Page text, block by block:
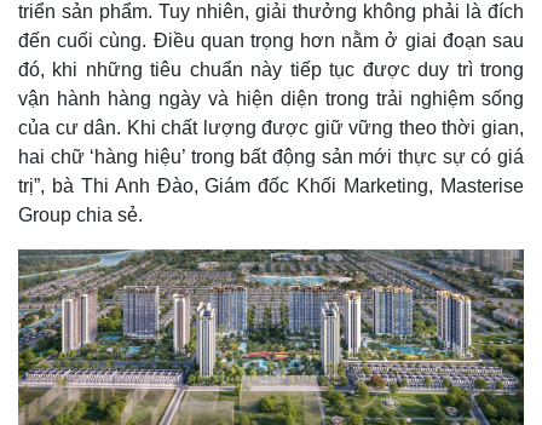
triển sản phẩm. Tuy nhiên, giải thưởng không phải là đích
đến cuối cùng. Điều quan trọng hơn nằm ở giai đoạn sau
đó, khi những tiêu chuẩn này tiếp tục được duy trì trong
vận hành hàng ngày và hiện diện trong trải nghiệm sống
của cư dân. Khi chất lượng được giữ vững theo thời gian,
hai chữ ‘hàng hiệu’ trong bất động sản mới thực sự có giá
trị”, bà Thi Anh Đào, Giám đốc Khối Marketing, Masterise
Group chia sẻ.